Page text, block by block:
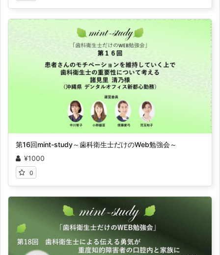
第16回mint-study～歯科衛生士だけのWeb勉強会～
¥1000
0